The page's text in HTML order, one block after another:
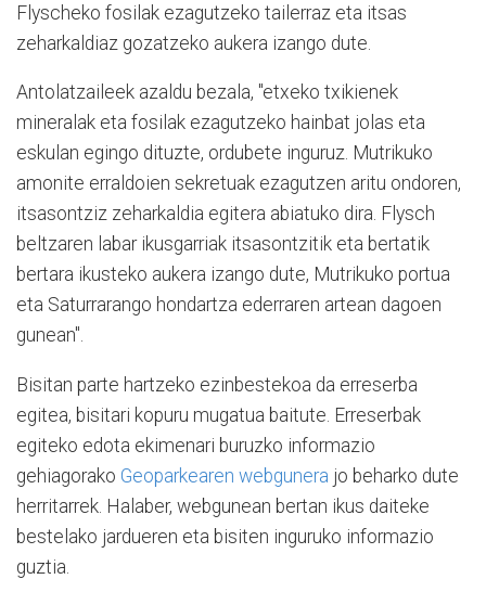
Flyscheko fosilak ezagutzeko tailerraz eta itsas
zeharkaldiaz gozatzeko aukera izango dute.
Antolatzaileek azaldu bezala, "etxeko txikienek
mineralak eta fosilak ezagutzeko hainbat jolas eta
eskulan egingo dituzte, ordubete inguruz. Mutrikuko
amonite erraldoien sekretuak ezagutzen aritu ondoren,
itsasontziz zeharkaldia egitera abiatuko dira. Flysch
beltzaren labar ikusgarriak itsasontzitik eta bertatik
bertara ikusteko aukera izango dute, Mutrikuko portua
eta Saturrarango hondartza ederraren artean dagoen
gunean".
Bisitan parte hartzeko ezinbestekoa da erreserba
egitea, bisitari kopuru mugatua baitute. Erreserbak
egiteko edota ekimenari buruzko informazio
gehiagorako Geoparkearen webgunera jo beharko dute
herritarrek. Halaber, webgunean bertan ikus daiteke
bestelako jardueren eta bisiten inguruko informazio
guztia.